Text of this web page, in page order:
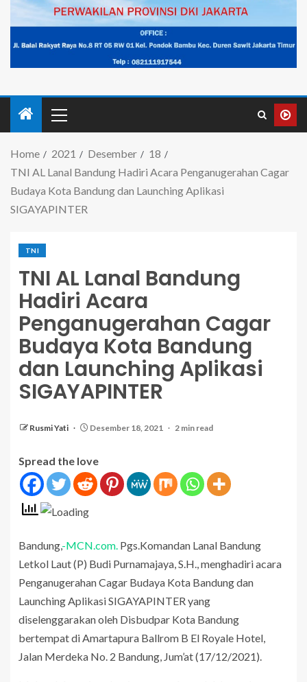
Home 2021 Desember
18
TNI AL Lanal Bandung Hadiri Acara Penganugerahan Cagar
Budaya Kota Bandung dan Launching Aplikasi
SIGAYAPINTER
TNI
TNI AL Lanal Bandung
Hadiri Acara
Penganugerahan Cagar
Budaya Kota Bandung
dan Launching Aplikasi
SIGAYAPINTER
Rusmi Yati Desember 18, 2021 2 min read
Spread the love
Bandung,-MCN.com. Pgs.Komandan Lanal Bandung
Letkol Laut (P) Budi Purnamajaya, S.H., menghadiri acara
Penganugerahan Cagar Budaya Kota Bandung dan
Launching Aplikasi SIGAYAPINTER yang
diselenggarakan oleh Disbudpar Kota Bandung
bertempat di Amartapura Ballrom B El Royale Hotel,
Jalan Merdeka No. 2 Bandung, Jum’at (17/12/2021).